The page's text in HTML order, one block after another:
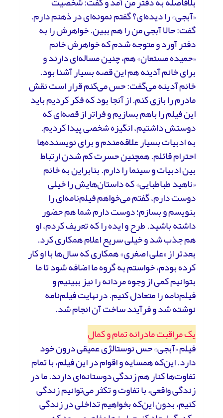
«آبجی» را دیده‌ای؟ گفتم نمونه‌ای در ذهنم دارم.
گفت: حالا آبجی من را هم ببین. خواهرش را به
دفتر آورد و متوجه شدم که خواهرش خانم
«حمیده مستعان» هم، چنین مساله‌ای دارند و
برای خانم آدینه هم این قصه بسیار آشنا بود.
خانم آدینه می‌گفت: حس می‌کنم قرار است نقش
مادرم را بازی کنم. از آنجا بود که فکر کردیم باید
این فیلم را باهم بسازیم و فراتر از قصه‌ای که
دوستش داشتیم، انگیزه شخصی پیدا کردیم.
به ادبیات بسیار علاقه‌مندم و برای نویسنده‌ها
احترام قائلم. همچنین حسرت کم شدن ارتباط
بین ادبیات و سینما را دارم. بنابراین به خانم
«ناهید طباطبایی» که داستان‌هایش را خیلی
دوست دارم، گفتم می‌خواهم فیلم‌نامه‌ای را
بنویسم و بسازم؛ دوست دارم شما هم حضور
داشته باشید. طرح و ایده را که تعریف کردم، او
هم جذب شد و خیلی سریع اعلام همکاری کرد.
بعدتر از «علی اصغری» همکاری که سال‌ها با او کار
کرده بودم، خواستم به گروه ما اضافه شود تا ما
بتوانیم کمی از وجوه مردانه را نیز ببینیم و
فیلم‌نامه را متعادل کنیم. درنهایت فیلم‌نامه
نوشته شد و فرآیند ساخت آن انجام شد.
یک مراقبت مادرانه تمام و کمال
فیلم «آبجی» حس نوستالژی عمیقی درون خود
دارد. این‌که همسایه‌ و اقوام در این فیلم، با تمام
تفاوت‌ها کنار هم زندگی دوستانه‌ای دارند. ما در
زندگی واقعی، با تفاوت‌ و تکثر می‌توانیم زندگی
کنیم، بدون این‌که بخواهیم تداخلی در زندگی